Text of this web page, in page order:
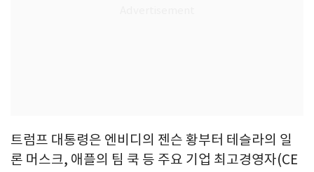
트럼프 대통령은 엔비디의 젠슨 황부터 테슬라의 일
론 머스크, 애플의 팀 쿡 등 주요 기업 최고경영자(CE